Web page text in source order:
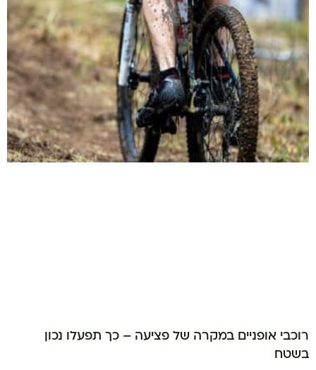
רוכבי אופניים במקרה של פציעה – כך תפעלו נכון
בשטח